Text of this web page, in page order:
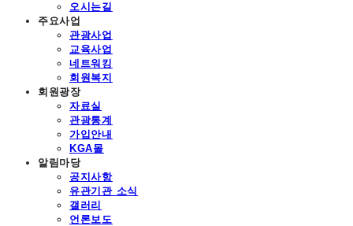
오시는길
주요사업
관광사업
교육사업
네트워킹
회원복지
회원광장
자료실
관광통계
가입안내
KGA몰
알림마당
공지사항
유관기관 소식
갤러리
언론보도